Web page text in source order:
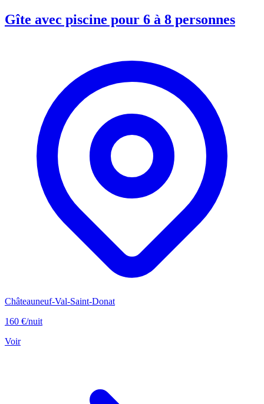
Gîte avec piscine pour 6 à 8 personnes
Châteauneuf-Val-Saint-Donat
160 €/nuit
Voir